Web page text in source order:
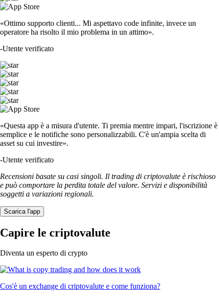
«Ottimo supporto clienti... Mi aspettavo code infinite, invece un
operatore ha risolto il mio problema in un attimo».
-Utente verificato
«Questa app è a misura d'utente. Ti premia mentre impari, l'iscrizione è
semplice e le notifiche sono personalizzabili. C'è un'ampia scelta di
asset su cui investire».
-Utente verificato
Recensioni basate su casi singoli. Il trading di criptovalute è rischioso
e può comportare la perdita totale del valore. Servizi e disponibilità
soggetti a variazioni regionali.
Scarica l'app
Capire le criptovalute
Diventa un esperto di crypto
Cos'è un exchange di criptovalute e come funziona?